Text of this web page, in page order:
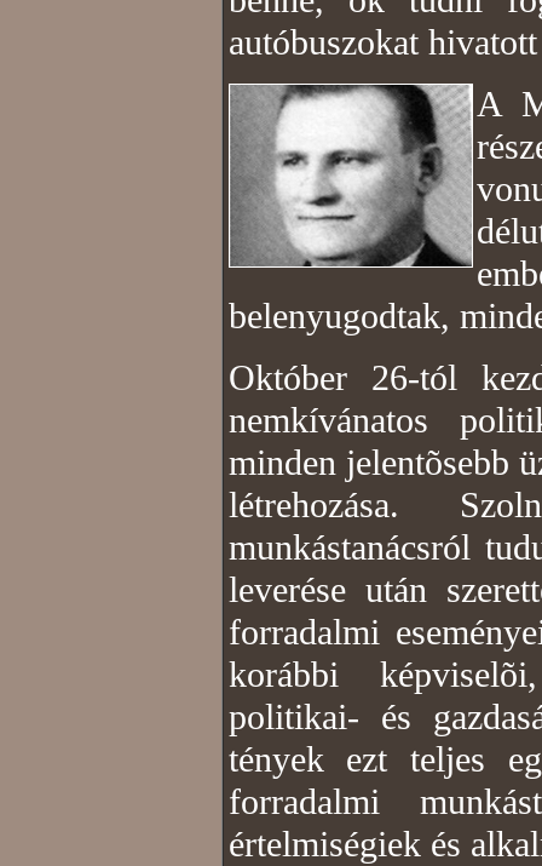
autóbuszokat
A
belenyugodtak,
Október 26-tól
nemkívánatos
minden jelentõsebb
létrehozása.
munkástanácsról
leverése után
forradalmi
korábbi
politikai- és
tények ezt teljes
forradalmi
értelmiségiek és